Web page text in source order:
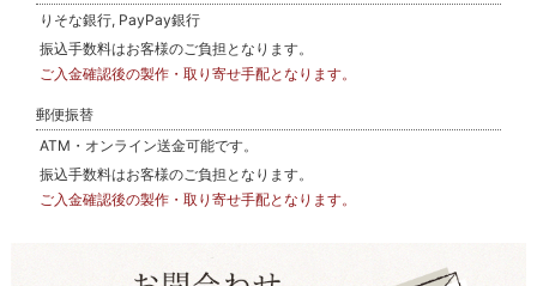
りそな銀行, PayPay銀行
振込手数料はお客様のご負担となります。
ご入金確認後の製作・取り寄せ手配となります。
郵便振替
ATM・オンライン送金可能です。
振込手数料はお客様のご負担となります。
ご入金確認後の製作・取り寄せ手配となります。